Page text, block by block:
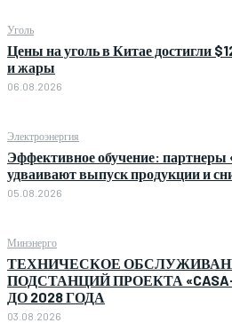
Уголь
Цены на уголь в Китае достигли
и жары
06.08.2026
Электроэнергия
Эффективное обучение: партнеры
удваивают выпуск продукции и
05.08.2026
Минэнерго
ТЕХНИЧЕСКОЕ
ПОДСТАНЦИЙ ПРОЕКТА
ДО 2028 ГОДА
03.08.2026